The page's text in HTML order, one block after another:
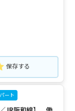
保存する
パート